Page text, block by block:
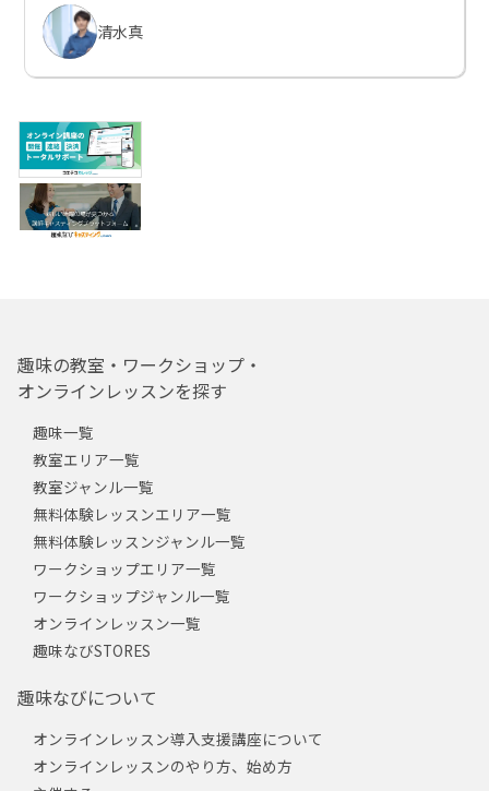
清水真
趣味の教室・ワークショップ・
オンラインレッスンを探す
趣味一覧
教室エリア一覧
教室ジャンル一覧
無料体験レッスンエリア一覧
無料体験レッスンジャンル一覧
ワークショップエリア一覧
ワークショップジャンル一覧
オンラインレッスン一覧
趣味なびSTORES
趣味なびについて
オンラインレッスン導入支援講座について
オンラインレッスンのやり方、始め方